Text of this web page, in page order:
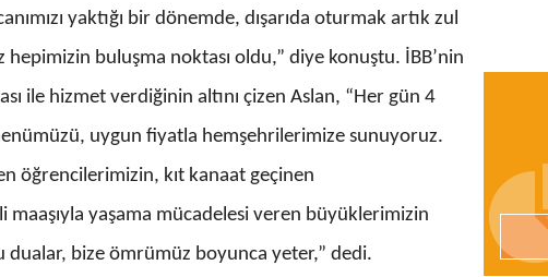
yaktığı bir dönemde, dışarıda oturmak artık zul
hepimizin buluşma noktası oldu,” diye konuştu. İBB’nin
ile hizmet verdiğinin altını çizen Aslan, “Her gün 4
uygun fiyatla hemşehrilerimize sunuyoruz.
öğrencilerimizin, kıt kanaat geçinen
maaşıyla yaşama mücadelesi veren büyüklerimizin
dualar, bize ömrümüz boyunca yeter,” dedi.